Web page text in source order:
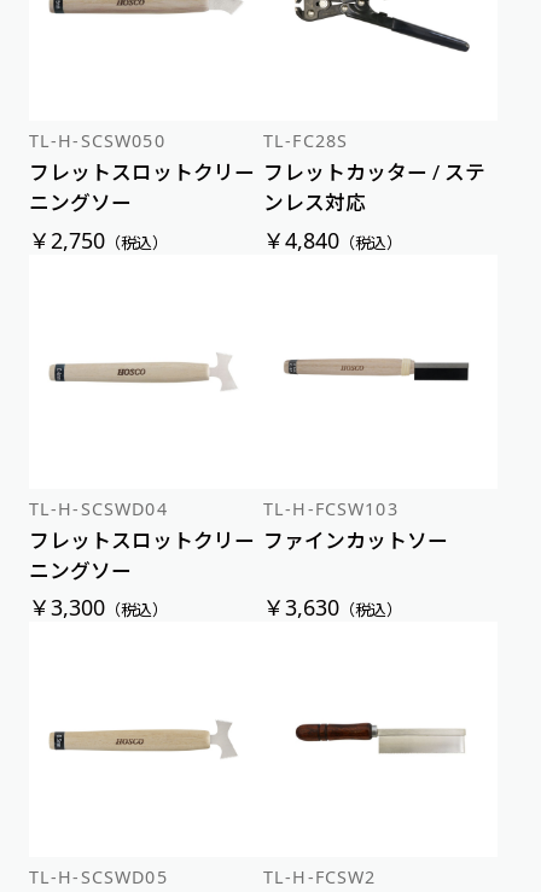
TL-H-SCSW050
フレットスロットクリー
ニングソー
￥2,750（税込）
TL-FC28S
フレットカッター / ステ
ンレス対応
￥4,840 （税込）
TL-H-SCSWD04
フレットスロットクリー
ニングソー
￥3,300（税込）
TL-H-FCSW103
ファインカットソー
￥3,630 （税込）
TL-H-SCSWD05 TL-H-FCSW2